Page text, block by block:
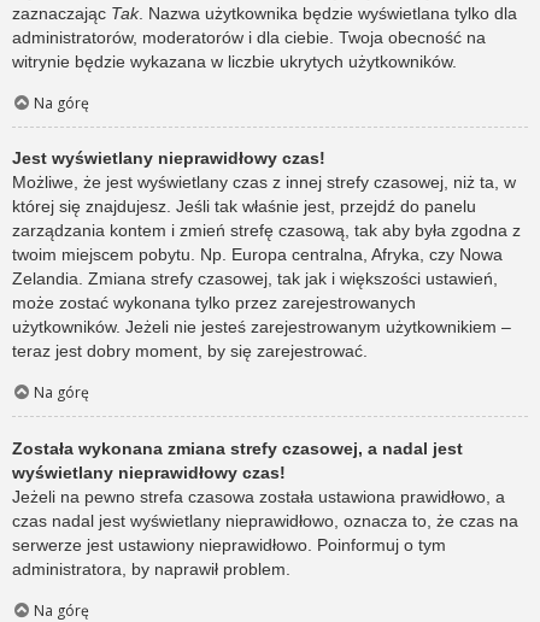
zaznaczając Tak. Nazwa użytkownika będzie wyświetlana tylko dla
administratorów, moderatorów i dla ciebie. Twoja obecność na
witrynie będzie wykazana w liczbie ukrytych użytkowników.
Na górę
Jest wyświetlany nieprawidłowy czas!
Możliwe, że jest wyświetlany czas z innej strefy czasowej, niż ta, w
której się znajdujesz. Jeśli tak właśnie jest, przejdź do panelu
zarządzania kontem i zmień strefę czasową, tak aby była zgodna z
twoim miejscem pobytu. Np. Europa centralna, Afryka, czy Nowa
Zelandia. Zmiana strefy czasowej, tak jak i większości ustawień,
może zostać wykonana tylko przez zarejestrowanych
użytkowników. Jeżeli nie jesteś zarejestrowanym użytkownikiem –
teraz jest dobry moment, by się zarejestrować.
Na górę
Została wykonana zmiana strefy czasowej, a nadal jest
wyświetlany nieprawidłowy czas!
Jeżeli na pewno strefa czasowa została ustawiona prawidłowo, a
czas nadal jest wyświetlany nieprawidłowo, oznacza to, że czas na
serwerze jest ustawiony nieprawidłowo. Poinformuj o tym
administratora, by naprawił problem.
Na górę